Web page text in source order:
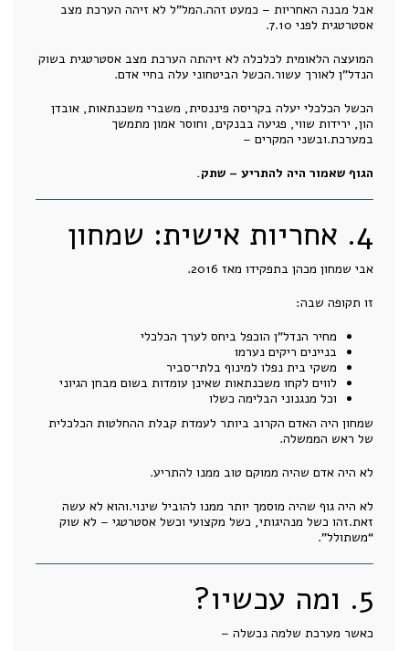
אבל מבנה האחריות – כמעט זהה.המל"ל לא זיהה הערכת מצב
אסטרטגית לפני 7.10.
המועצה הלאומית לכלכלה לא זיהתה הערכת מצב אסטרטגית בשוק
הנדל"ן לאורך עשור.הכשל הביטחוני עלה בחיי אדם.
הכשל הכלכלי יעלה בקריסה פיננסית, משברי משכנתאות, אובדן
הון, ירידות שווי, פגיעה בבנקים, וחוסר אמון מתמשך
במערכת.ובשני המקרים –
הגוף שאמור היה להתריע – שתק.
4. אחריות אישית: שמחון
אבי שמחון מכהן בתפקידו מאז 2016.
זו תקופה שבה:
מחיר הנדל"ן הוכפל ביחס לערך הכלכלי
בניינים ריקים נערמו
משקי בית נפלו למינוף בלתי־סביר
לווים לקחו משכנתאות שאינן עומדות בשום מבחן הגיוני
וכל מנגנוני הבלימה כשלו
שמחון היה האדם הקרוב ביותר לעמדת קבלת ההחלטות הכלכלית
של ראש הממשלה.
לא היה אדם שהיה ממוקם טוב ממנו להתריע.
לא היה גוף שהיה מוסמך יותר ממנו להוביל שינוי.והוא לא עשה
זאת.זהו כשל מנהיגותי, כשל מקצועי וכשל אסטרטגי – לא שוק
“משתולל”.
5. ומה עכשיו?
כאשר מערכת שלמה נכשלה –